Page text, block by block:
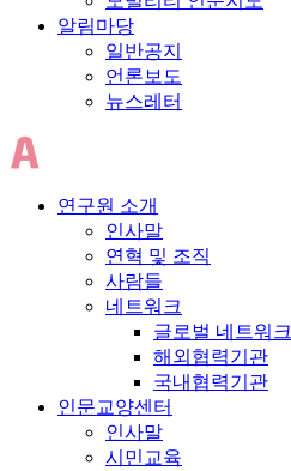
알림마당
일반공지
언론보도
뉴스레터
연구원 소개
인사말
연혁 및 조직
사람들
네트워크
글로벌 네트워크
해외협력기관
국내협력기관
인문교양센터
인사말
시민교육